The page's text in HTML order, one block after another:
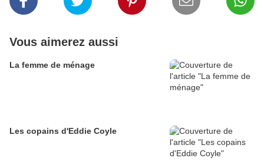
Vous aimerez aussi
La femme de ménage
Les copains d'Eddie Coyle